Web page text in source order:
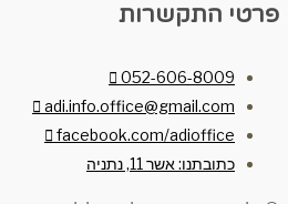
פרטי התקשרות
052-606-8009
adi.info.office@gmail.com
facebook.com/adioffice
כתובתנו: אשר 11, נתניה